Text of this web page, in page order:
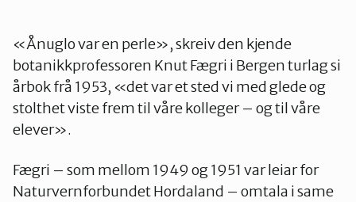
«Ånuglo var en perle», skreiv den kjende
botanikkprofessoren Knut Fægri i Bergen turlag si
årbok frå 1953, «det var et sted vi med glede og
stolthet viste frem til våre kolleger – og til våre
elever».
Fægri – som mellom 1949 og 1951 var leiar for
Naturvernforbundet Hordaland – omtala i same